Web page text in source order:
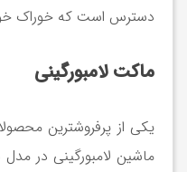
دسترس است که خوراک
ماکت لامبورگینی
یکی از پرفروشترین
ماشین لامبورگینی در